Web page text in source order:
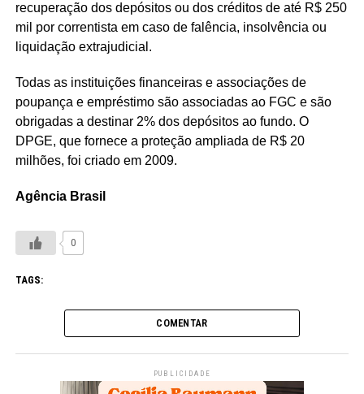
recuperação dos depósitos ou dos créditos de até R$ 250
mil por correntista em caso de falência, insolvência ou
liquidação extrajudicial.
Todas as instituições financeiras e associações de
poupança e empréstimo são associadas ao FGC e são
obrigadas a destinar 2% dos depósitos ao fundo. O
DPGE, que fornece a proteção ampliada de R$ 20
milhões, foi criado em 2009.
Agência Brasil
0
TAGS:
COMENTAR
PUBLICIDADE